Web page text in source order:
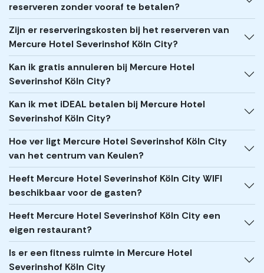
reserveren zonder vooraf te betalen?
Zijn er reserveringskosten bij het reserveren van
Mercure Hotel Severinshof Köln City?
Kan ik gratis annuleren bij Mercure Hotel
Severinshof Köln City?
Kan ik met iDEAL betalen bij Mercure Hotel
Severinshof Köln City?
Hoe ver ligt Mercure Hotel Severinshof Köln City
van het centrum van Keulen?
Heeft Mercure Hotel Severinshof Köln City WIFI
beschikbaar voor de gasten?
Heeft Mercure Hotel Severinshof Köln City een
eigen restaurant?
Is er een fitness ruimte in Mercure Hotel
Severinshof Köln City